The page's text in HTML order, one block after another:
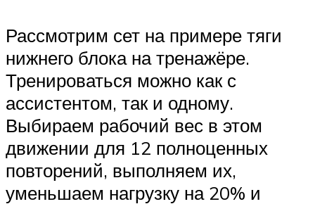
Рассмотрим сет на примере тяги
нижнего блока на тренажёре.
Тренироваться можно как с
ассистентом, так и одному.
Выбираем рабочий вес в этом
движении для 12 полноценных
повторений, выполняем их,
уменьшаем нагрузку на 20% и